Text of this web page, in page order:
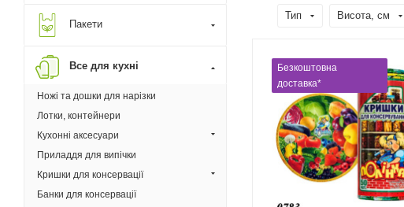
Тип Висота, см
Безкоштовна
доставка*
Пакети
Все для кухні
Ножі та дошки для нарізки
Лотки, контейнери
Кухонні аксесуари
Приладдя для випічки
Кришки для консервації
Банки для консервації